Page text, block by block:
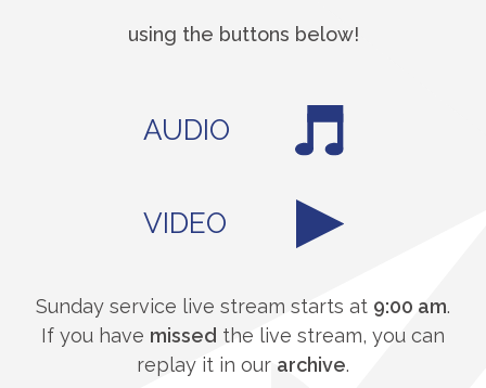
using the buttons below!
AUDIO
VIDEO
Sunday service live stream starts at 9:00 am.
If you have missed the live stream, you can
replay it in our archive.